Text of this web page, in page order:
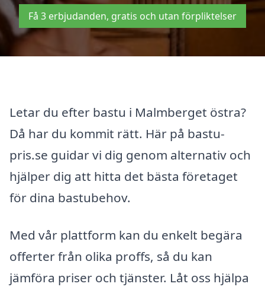
Få 3 erbjudanden, gratis och utan förpliktelser
Letar du efter bastu i Malmberget östra?
Då har du kommit rätt. Här på bastu-
pris.se guidar vi dig genom alternativ och
hjälper dig att hitta det bästa företaget
för dina bastubehov.
Med vår plattform kan du enkelt begära
offerter från olika proffs, så du kan
jämföra priser och tjänster. Låt oss hjälpa